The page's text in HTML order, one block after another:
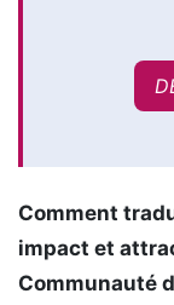
Comment
impact et
Communauté